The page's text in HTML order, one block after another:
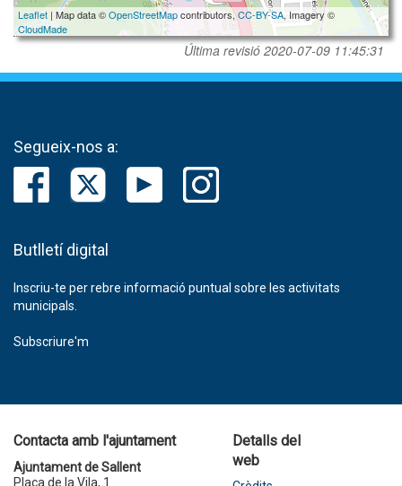
Leaflet | Map data ©OpenStreetMapcontributors,CC-BY-SA, Imagery ©
CloudMade
Última revisió 2020-07-09 11:45:31
Segueix-nos a:
Butlletí digital
Inscriu-te per rebre informació puntual sobre les activitats
municipals.
Subscriure'm
Contacta amb l'ajuntament
Ajuntament de Sallent
Plaça de la Vila, 1
Detalls del
web